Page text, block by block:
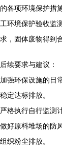
的各项环境保护措
工环境保护验收监
求，固体废物得到
后续要求与建议：
加强环保设施的日
稳定达标排放。
严格执行自行监测
做好原料堆场的防
组织粉尘排放。